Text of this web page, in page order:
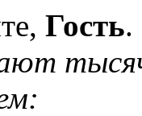
Гость.